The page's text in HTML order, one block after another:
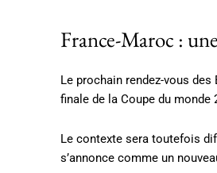
France-Maroc :
Le prochain rendez-vous
finale de la Coupe du monde
Le contexte sera toutefois
s’annonce comme un